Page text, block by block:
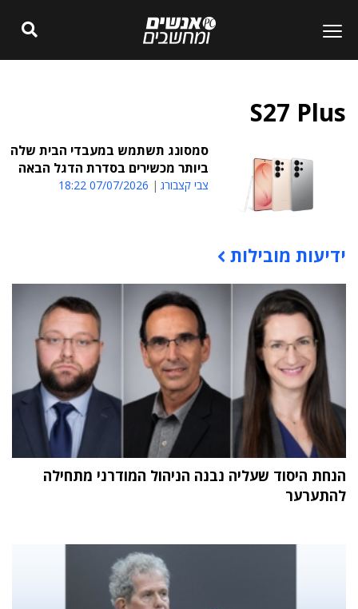
S27 Plus
סמסונג תשתמש במעבדי הבית שלה
ביותר מכשירים בסדרת הדגל הבאה
צבי קצבורג 07/07/2026 18:22
תוכן פרסומי
ידיעות מובילות
הנחת היסוד שעליה נבנה הניהול המודרני מתחילה
להתערער